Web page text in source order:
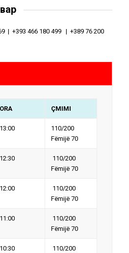
| +393 466 180 499 | +389 76 200
ORA ÇMIMI
13:00
110/200
Fëmijë 70
12:30
110/200
Fëmijë 70
12:00
110/200
Fëmijë 70
11:00
110/200
Fëmijë 70
10:30
110/200